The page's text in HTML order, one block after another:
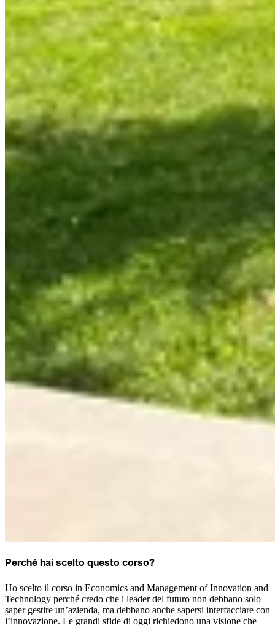
Perché hai scelto questo corso?
Ho scelto il corso in Economics and Management of Innovation and
Technology perché credo che i leader del futuro non debbano solo
saper gestire un’azienda, ma debbano anche sapersi interfacciare con
l’innovazione. Le grandi sfide di oggi richiedono una visione che